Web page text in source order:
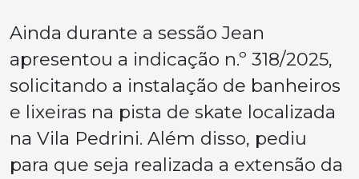
Ainda durante a sessão Jean
apresentou a indicação n.º 318/2025,
solicitando a instalação de banheiros
e lixeiras na pista de skate localizada
na Vila Pedrini. Além disso, pediu
para que seja realizada a extensão da